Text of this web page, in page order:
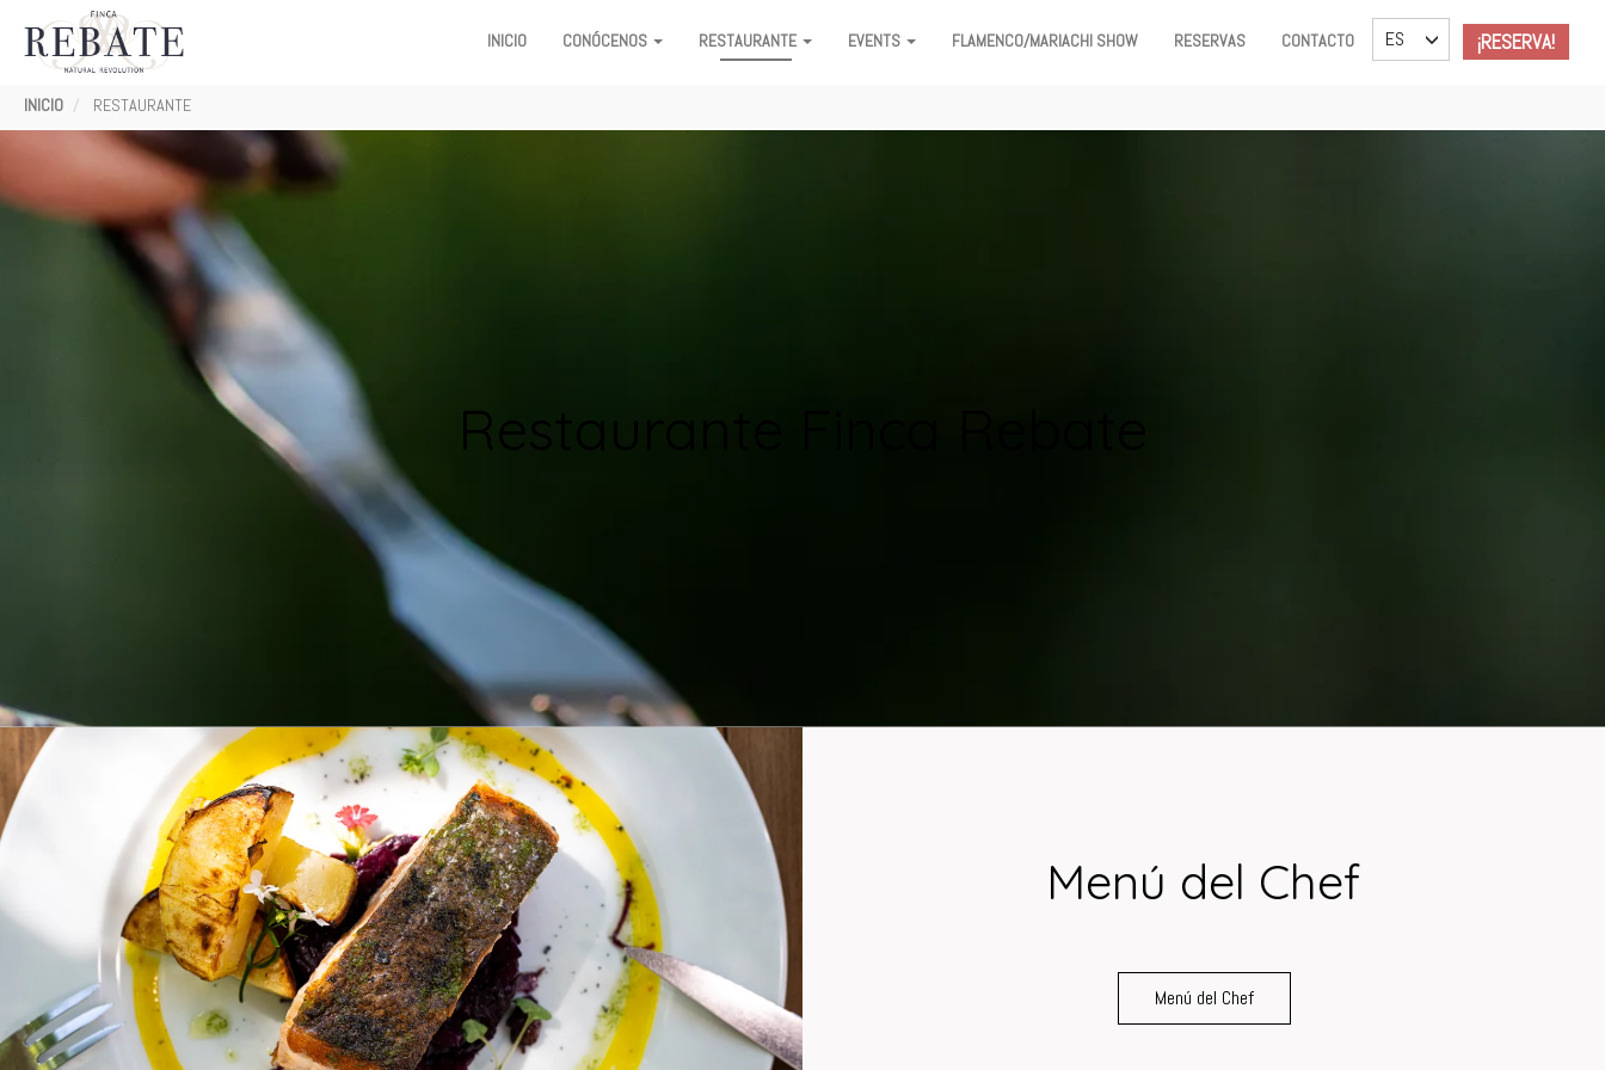
¡RESERVA!
NAVIGATION
INICIO CONÓCENOS RESTAURANTE EVENTS FLAMENCO/MARIACHI SHOW RESERVAS CONTACTO ES TOGGLE DROPDOWN
RutaINICIO RESTAURANTE
Restaurante Finca Rebate
Menú del Chef
Menú del Chef